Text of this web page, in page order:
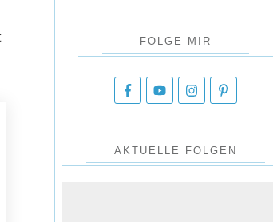
FOLGE MIR
AKTUELLE FOLGEN